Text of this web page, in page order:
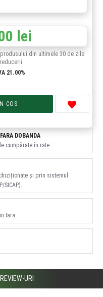
lei
din ultimele 30 de zile
21.00%
COS
tara.
DOBANDA
cumpărate în rate.
și prin sistemul
SICAP).
REVIEW-URI